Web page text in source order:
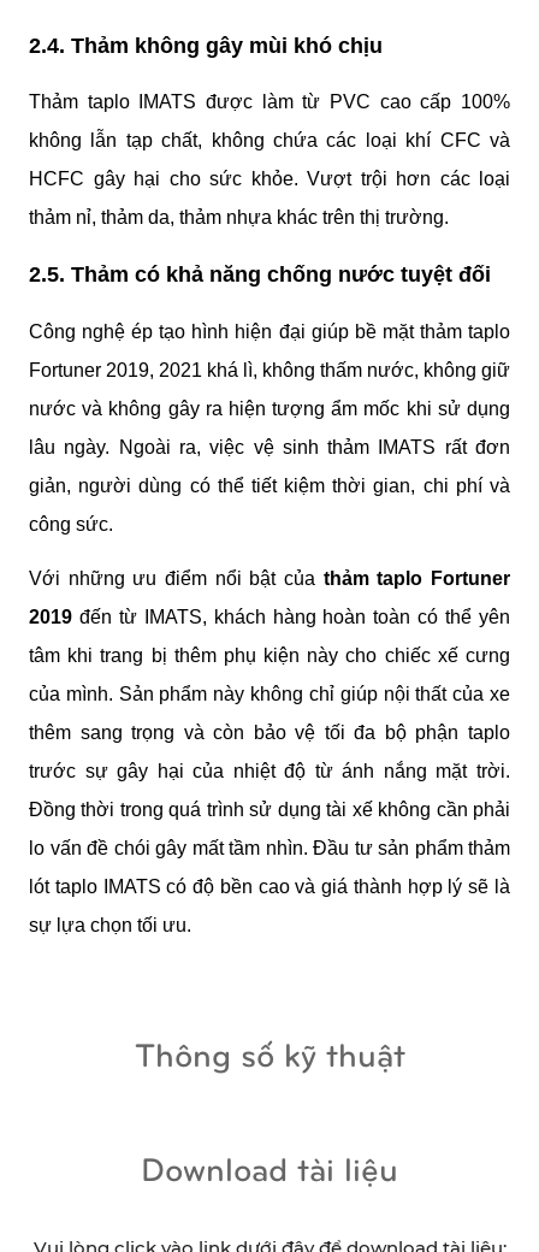
2.4. Thảm không gây mùi khó chịu
Thảm taplo IMATS được làm từ PVC cao cấp 100%
không lẫn tạp chất, không chứa các loại khí CFC và
HCFC gây hại cho sức khỏe. Vượt trội hơn các loại
thảm nỉ, thảm da, thảm nhựa khác trên thị trường.
2.5. Thảm có khả năng chống nước tuyệt đối
Công nghệ ép tạo hình hiện đại giúp bề mặt thảm taplo
Fortuner 2019, 2021 khá lì, không thấm nước, không giữ
nước và không gây ra hiện tượng ẩm mốc khi sử dụng
lâu ngày. Ngoài ra, việc vệ sinh thảm IMATS rất đơn
giản, người dùng có thể tiết kiệm thời gian, chi phí và
công sức.
Với những ưu điểm nổi bật của thảm taplo Fortuner
2019 đến từ IMATS, khách hàng hoàn toàn có thể yên
tâm khi trang bị thêm phụ kiện này cho chiếc xế cưng
của mình. Sản phẩm này không chỉ giúp nội thất của xe
thêm sang trọng và còn bảo vệ tối đa bộ phận taplo
trước sự gây hại của nhiệt độ từ ánh nắng mặt trời.
Đồng thời trong quá trình sử dụng tài xế không cần phải
lo vấn đề chói gây mất tầm nhìn. Đầu tư sản phẩm thảm
lót taplo IMATS có độ bền cao và giá thành hợp lý sẽ là
sự lựa chọn tối ưu.
Thông số kỹ thuật
Download tài liệu